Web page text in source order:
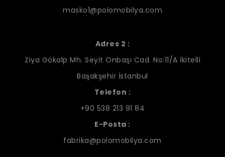
masko1@polomobilya.com
Adres 2 :
Ziya Gökalp Mh. Seyit Onbaşı Cad. No:11/A İkitelli
Başakşehir İstanbul
Telefon :
+90 538 213 91 84
E-Posta :
fabrika@polomobilya.com